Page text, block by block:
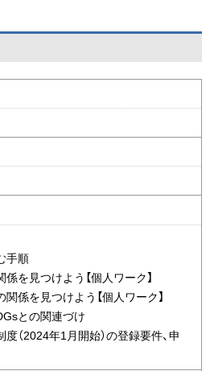
手順
を見つけよう【個人ワーク】
係を見つけよう【個人ワーク】
との関連づけ
（2024年1月開始）の登録要件、申